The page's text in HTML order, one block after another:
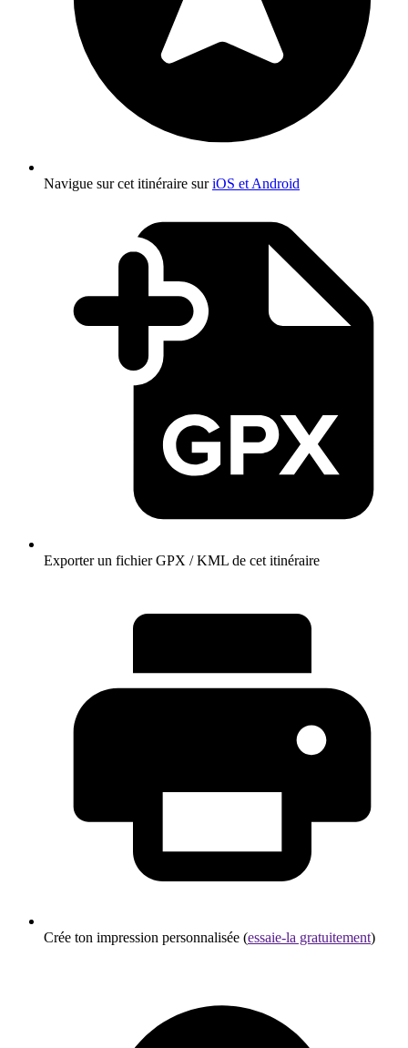
Navigue sur cet itinéraire suriOS et Android
Exporter un fichier GPX / KML de cet itinéraire
Crée ton impression personnalisée (essaie-la gratuitement)